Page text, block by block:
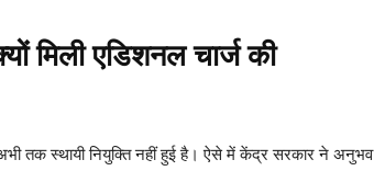
एडिशनल चार्ज की
तक स्थायी नियुक्ति नहीं हुई है। ऐसे में केंद्र सरकार ने अनुभव